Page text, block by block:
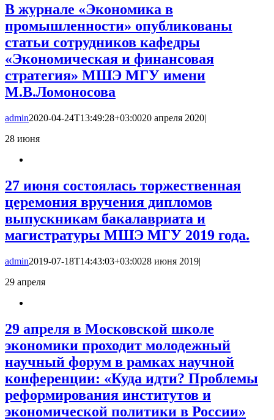
В журнале «Экономика в
промышленности» опубликованы
статьи сотрудников кафедры
«Экономическая и финансовая
стратегия» МШЭ МГУ имени
М.В.Ломоносова
admin2020-04-24T13:49:28+03:0020 апреля 2020|
28 июня
27 июня состоялась торжественная
церемония вручения дипломов
выпускникам бакалавриата и
магистратуры МШЭ МГУ 2019 года.
admin2019-07-18T14:43:03+03:0028 июня 2019|
29 апреля
29 апреля в Московской школе
экономики проходит молодежный
научный форум в рамках научной
конференции: «Куда идти? Проблемы
реформирования институтов и
экономической политики в России»